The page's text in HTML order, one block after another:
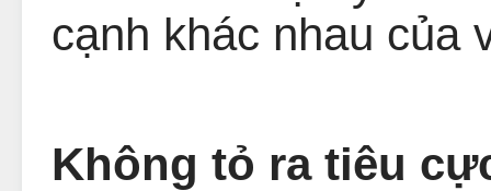
cạnh khác nhau của
Không tỏ ra tiêu